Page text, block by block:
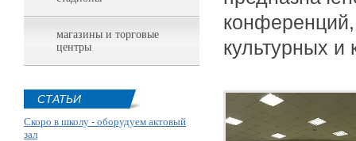
магазины и торговые
центры
СТАТЬИ
Скоро в школу - оборудуем актовый
зал
культурных и